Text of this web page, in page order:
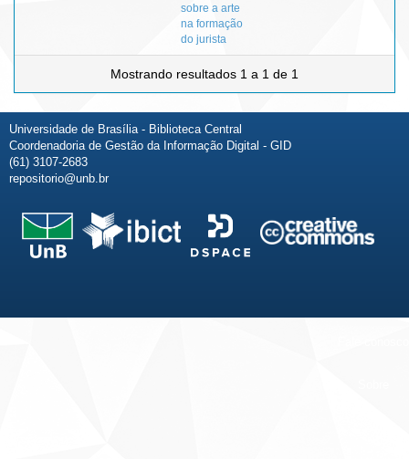
sobre a arte
na formação
do jurista
Mostrando resultados 1 a 1 de 1
Universidade de Brasília - Biblioteca Central
Coordenadoria de Gestão da Informação Digital - GID
(61) 3107-2683
repositorio@unb.br